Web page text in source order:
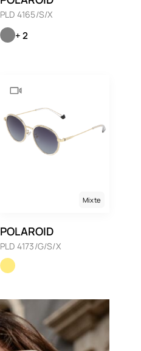
PLD 4165/S/X
+ 2
Mixte
POLAROID
PLD 4173/G/S/X